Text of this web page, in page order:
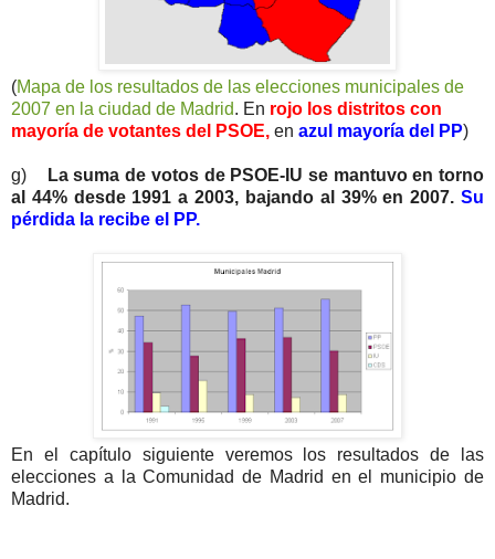
(Mapa de los resultados de las elecciones municipales de
2007 en la ciudad de Madrid. En rojo los distritos con
mayoría de votantes del PSOE, en azul mayoría del PP)
g)
La suma de votos de PSOE-IU se mantuvo en torno
al 44% desde 1991 a 2003, bajando al 39% en 2007. Su
pérdida la recibe el PP.
En el capítulo siguiente veremos los resultados de las
elecciones a la Comunidad de Madrid en el municipio de
Madrid.